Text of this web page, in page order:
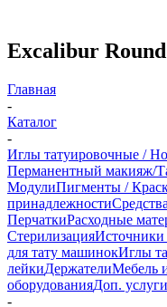
Excalibur
Главная
-
Каталог
-
Иглы татуировочные /
Перманентный макияж/
МодулиПигменты /
принадлежности
ПерчаткиРасходные
СтерилизацияИсточники
для тату машинокИглы
лейкиДержателиМебель
оборудованияДоп.
-